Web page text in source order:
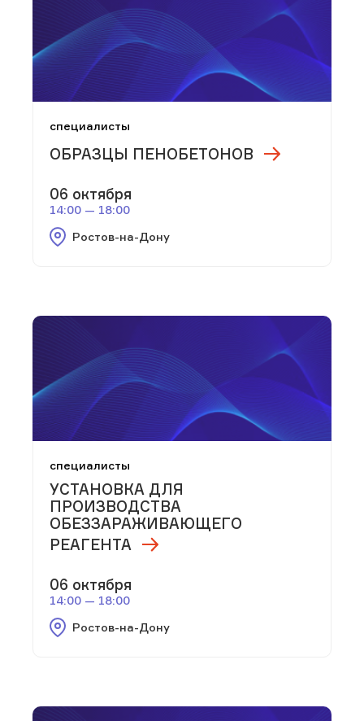
специалисты
ОБРАЗЦЫ ПЕНОБЕТОНОВ
06 октября
14:00 — 18:00
Ростов-на-Дону
специалисты
УСТАНОВКА ДЛЯ
ПРОИЗВОДСТВА
ОБЕЗЗАРАЖИВАЮЩЕГО
РЕАГЕНТА
06 октября
14:00 — 18:00
Ростов-на-Дону